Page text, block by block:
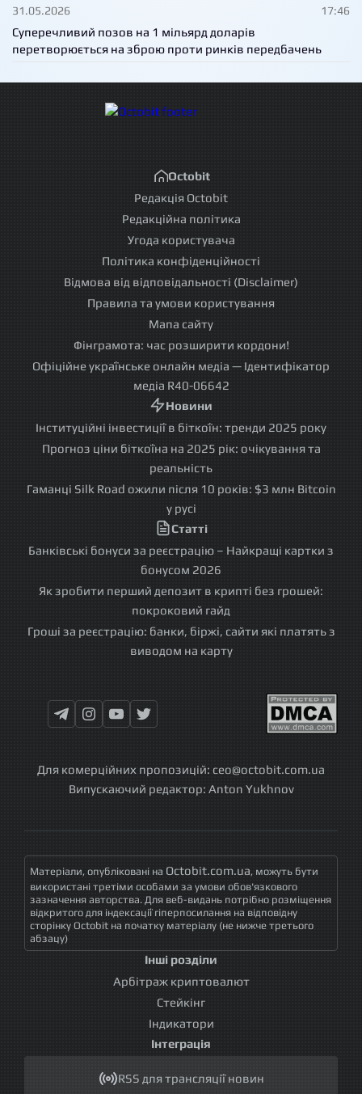
31.05.2026 17:46
Суперечливий позов на 1 мільярд доларів
перетворюється на зброю проти ринків передбачень
Octobit
Редакція Octobit
Редакційна політика
Угода користувача
Політика конфіденційності
Відмова від відповідальності (Disclaimer)
Правила та умови користування
Мапа сайту
Фінграмота: час розширити кордони!
Офіційне українське онлайн медіа — Ідентифікатор
медіа R40-06642
Новини
Інституційні інвестиції в біткоїн: тренди 2025 року
Прогноз ціни біткоїна на 2025 рік: очікування та
реальність
Гаманці Silk Road ожили після 10 років: $3 млн Bitcoin
у русі
Статті
Банківські бонуси за реєстрацію – Найкращі картки з
бонусом 2026
Як зробити перший депозит в крипті без грошей:
покроковий гайд
Гроші за реєстрацію: банки, біржі, сайти які платять з
виводом на карту
Для комерційних пропозицій: ceo@octobit.com.ua
Випускаючий редактор: Anton Yukhnov
Матеріали, опубліковані на Octobit.com.ua, можуть бути
використані третіми особами за умови обов'язкового
зазначення авторства. Для веб-видань потрібно розміщення
відкритого для індексації гіперпосилання на відповідну
сторінку Octobit на початку матеріалу (не нижче третього
абзацу)
Інші розділи
Арбітраж криптовалют
Стейкінг
Індикатори
Інтеграція
RSS для трансляції новин